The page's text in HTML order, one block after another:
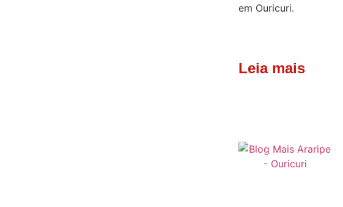
em Ouricuri.
Leia mais